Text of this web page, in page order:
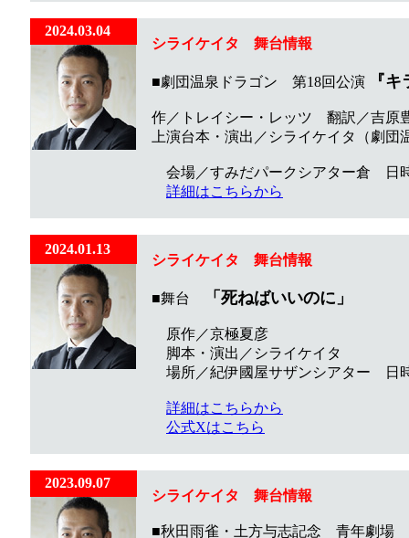
2024.03.04
シライケイタ 舞台情報
■劇団温泉ドラゴン 第18回公演 『
作／トレイシー・レッツ 翻訳／吉原
上演台本・演出／シライケイタ（劇団
会場／すみだパークシアター倉 日時
詳細はこちらから
2024.01.13
シライケイタ 舞台情報
■舞台 「死ねばいいのに」
原作／京極夏彦
脚本・演出／シライケイタ
場所／紀伊國屋サザンシアター 日時
詳細はこちらから
公式Xはこちら
2023.09.07
シライケイタ 舞台情報
■秋田雨雀・土方与志記念 青年劇場